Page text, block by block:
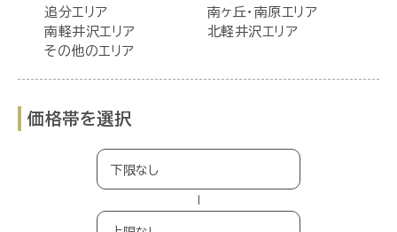
追分エリア
南ヶ丘・南原エリア
南軽井沢エリア
北軽井沢エリア
その他のエリア
価格帯を選択
−